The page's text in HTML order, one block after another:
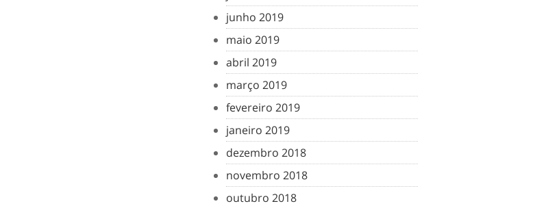
junho 2019
maio 2019
abril 2019
março 2019
fevereiro 2019
janeiro 2019
dezembro 2018
novembro 2018
outubro 2018